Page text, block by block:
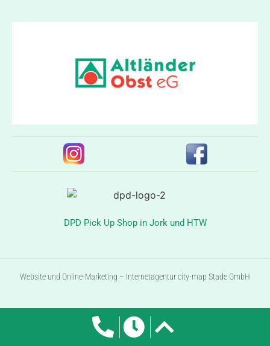
DPD Pick Up Shop in Jork und HTW
Website und Online-Marketing – Internetagentur city-map Stade GmbH
Vertrag widerrufen